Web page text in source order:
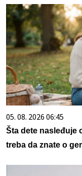
05. 08. 2026 06:45
Šta dete nasleđuje
treba da znate o